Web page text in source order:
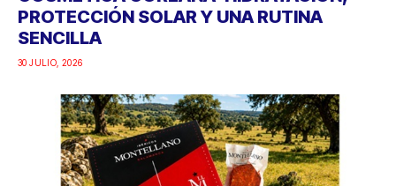
PROTECCIÓN SOLAR Y UNA RUTINA
SENCILLA
30 JULIO, 2026